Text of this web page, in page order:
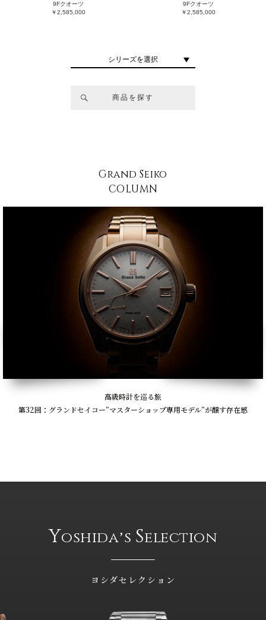
9Fクオーツ
￥2,585,000
9Fクオーツ
￥2,585,000
シリーズを選択
商品を探す
Grand Seiko
COLUMN
高級時計を巡る旅
第32回：グランドセイコー”マスターショップ専用モデル”が醸す存在感
Yoshidaʼs Selection
ヨシダセレクション